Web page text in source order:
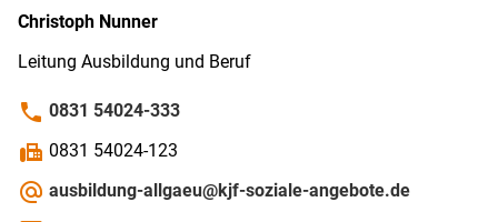
Christoph Nunner
Leitung Ausbildung und Beruf
phone 0831 54024-333
fax 0831 54024-123
alternate_email ausbildung-allgaeu@kjf-soziale-angebote.de